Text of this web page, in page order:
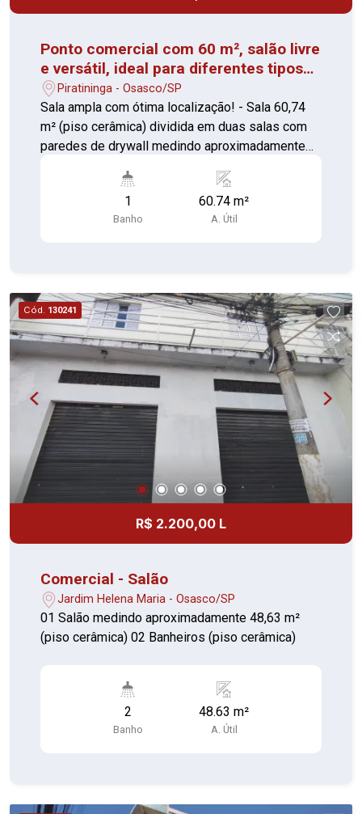
Ponto comercial com 60 m², salão livre
e versátil, ideal para diferentes tipos
de negócios.
Piratininga - Osasco/SP
Sala ampla com ótima localização! - Sala 60,74
m² (piso cerâmica) dividida em duas salas com
paredes de drywall medindo aproximadamente
1
Banho
60.74 m²
A. Útil
Cód. 130241
R$ 2.200,00 L
Comercial - Salão
Jardim Helena Maria - Osasco/SP
01 Salão medindo aproximadamente 48,63 m²
(piso cerâmica) 02 Banheiros (piso cerâmica)
2
Banho
48.63 m²
A. Útil